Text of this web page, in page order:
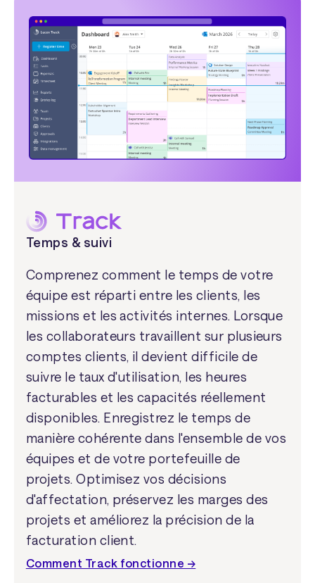
Temps & suivi
Comprenez comment le temps de votre
équipe est réparti entre les clients, les
missions et les activités internes. Lorsque
les collaborateurs travaillent sur plusieurs
comptes clients, il devient difficile de
suivre le taux d'utilisation, les heures
facturables et les capacités réellement
disponibles. Enregistrez le temps de
manière cohérente dans l'ensemble de vos
équipes et de votre portefeuille de
projets. Optimisez vos décisions
d'affectation, préservez les marges des
projets et améliorez la précision de la
facturation client.
Comment Track fonctionne →